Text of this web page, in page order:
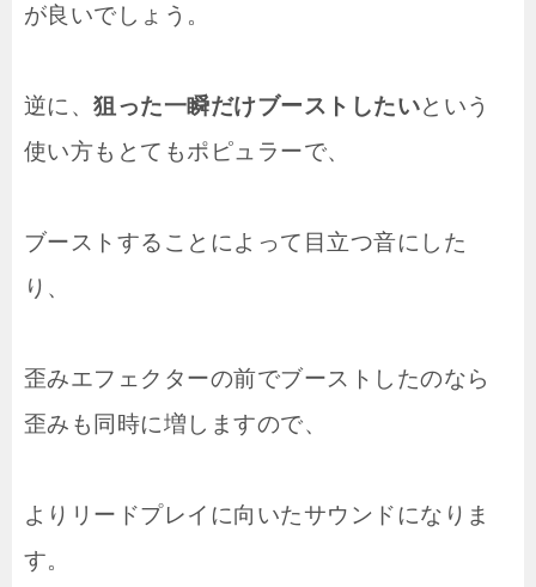
が良いでしょう。
逆に、狙った一瞬だけブーストしたいという
使い方もとてもポピュラーで、
ブーストすることによって目立つ音にした
り、
歪みエフェクターの前でブーストしたのなら
歪みも同時に増しますので、
よりリードプレイに向いたサウンドになりま
す。